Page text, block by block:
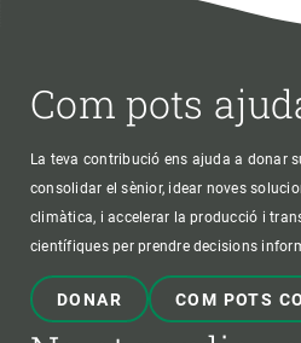
Com pots
La teva contribució ens ajuda a donar
consolidar el sènior, idear noves
climàtica, i accelerar la producció i
científiques per prendre decisions
DONAR COM POTS